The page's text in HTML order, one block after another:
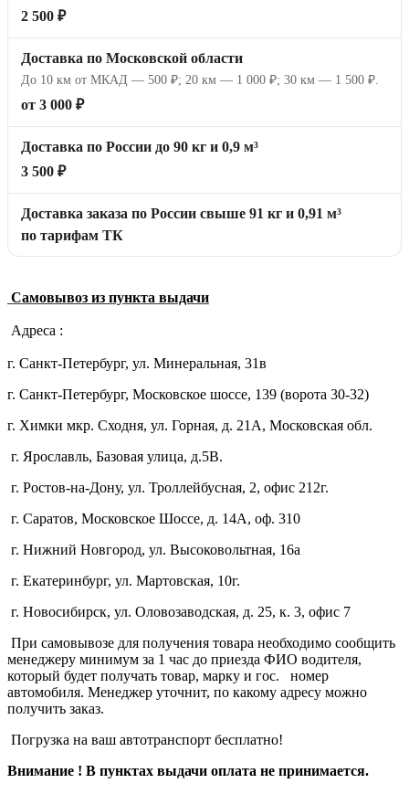
2 500 ₽
Доставка по Московской области
До 10 км от МКАД — 500 ₽; 20 км — 1 000 ₽; 30 км — 1 500 ₽.
от 3 000 ₽
Доставка по России до 90 кг и 0,9 м³
3 500 ₽
Доставка заказа по России свыше 91 кг и 0,91 м³
по тарифам ТК
Самовывоз из пункта выдачи
Адреса :
г. Санкт-Петербург, ул. Минеральная, 31в
г. Санкт-Петербург, Московское шоссе, 139 (ворота 30-32)
г. Химки мкр. Сходня, ул. Горная, д. 21А, Московская обл.
г. Ярославль, Базовая улица, д.5В.
г. Ростов-на-Дону, ул. Троллейбусная, 2, офис 212г.
г. Саратов, Московское Шоссе, д. 14А, оф. 310
г. Нижний Новгород, ул. Высоковольтная, 16а
г. Екатеринбург, ул. Мартовская, 10г.
г. Новосибирск, ул. Оловозаводская, д. 25, к. 3, офис 7
При самовывозе для получения товара необходимо сообщить
менеджеру минимум за 1 час до приезда ФИО водителя,
который будет получать товар, марку и гос. номер
автомобиля. Менеджер уточнит, по какому адресу можно
получить заказ.
Погрузка на ваш автотранспорт бесплатно!
Внимание ! В пунктах выдачи оплата не принимается.